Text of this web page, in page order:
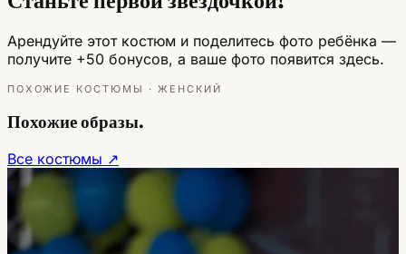
Арендуйте этот костюм и поделитесь фото ребёнка —
получите +50 бонусов, а ваше фото появится здесь.
ПОХОЖИЕ КОСТЮМЫ · ЖЕНСКИЙ
Похожие образы.
Все костюмы ↗